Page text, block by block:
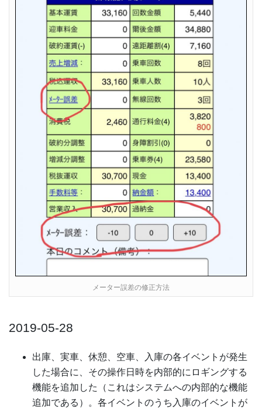
メーター誤差の修正方法
2019-05-28
出庫、実車、休憩、空車、入庫の各イベントが発生
した場合に、その操作日時を内部的にロギングする
機能を追加した（これはシステムへの内部的な機能
追加である）。各イベントのうち入庫のイベントが